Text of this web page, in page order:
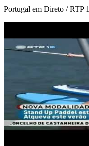
Portugal em Direto / RTP 1